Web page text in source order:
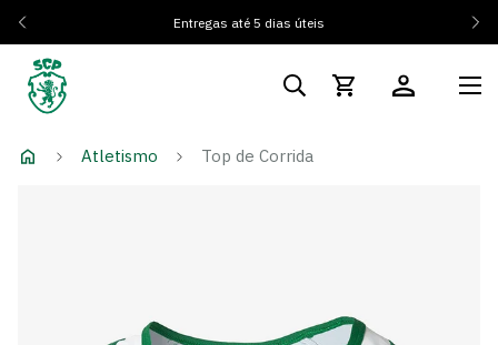
Entregas até 5 dias úteis
Atletismo Top de Corrida